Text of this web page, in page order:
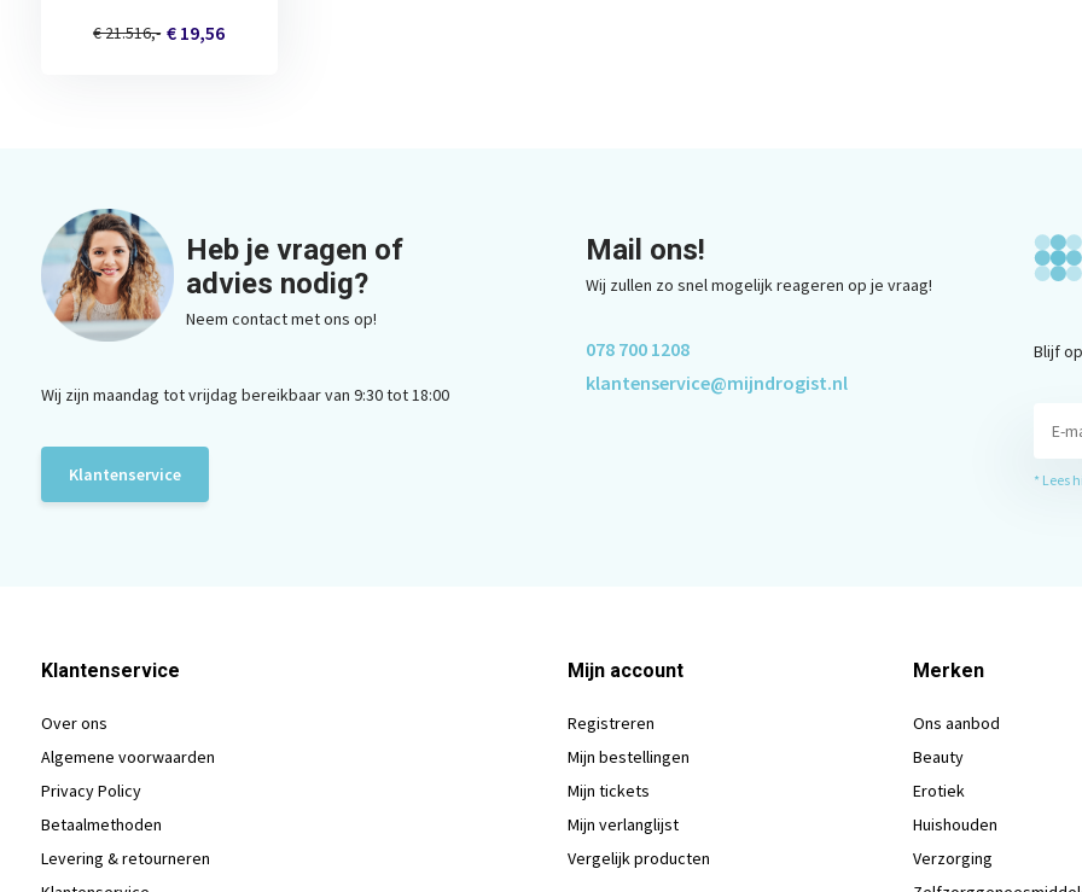
€ 21.516,- € 19,56
Heb je vragen of
advies nodig?
Neem contact met ons op!
Wij zijn maandag tot vrijdag bereikbaar van 9:30 tot 18:00
Klantenservice
Mail ons!
Wij zullen zo snel mogelijk reageren op je vraag!
078 700 1208
klantenservice@mijndrogist.nl
Blijf
* Lees
Klantenservice
Over ons
Algemene voorwaarden
Privacy Policy
Betaalmethoden
Levering & retourneren
Mijn account
Registreren
Mijn bestellingen
Mijn tickets
Mijn verlanglijst
Vergelijk producten
Merken
Ons aanbod
Beauty
Erotiek
Huishouden
Verzorging